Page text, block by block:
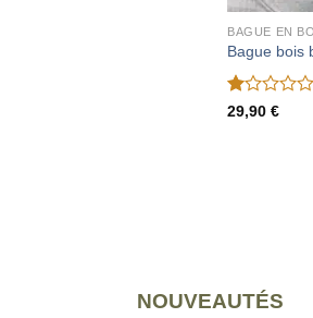
BAGUE EN
Bague bois
Note
29,90€
NOUVEAUTÉS